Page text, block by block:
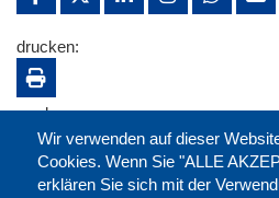
Wir verwenden auf dieser
Cookies. Wenn Sie "ALLE
erklären Sie sich mit der
drucken:
merken: